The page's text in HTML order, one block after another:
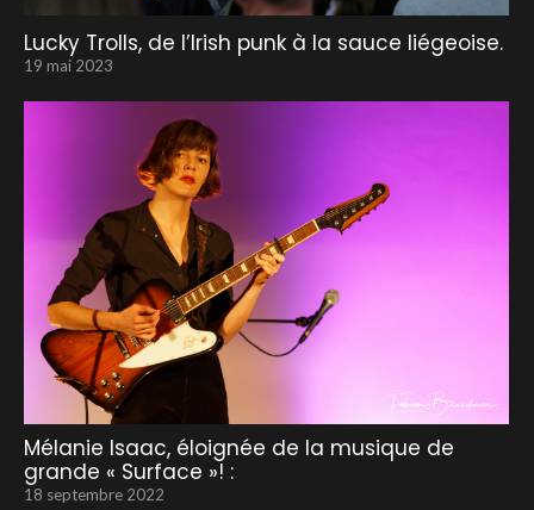
Lucky Trolls, de l’Irish punk à la sauce liégeoise.
19 mai 2023
Mélanie Isaac, éloignée de la musique de
grande « Surface »! :
18 septembre 2022